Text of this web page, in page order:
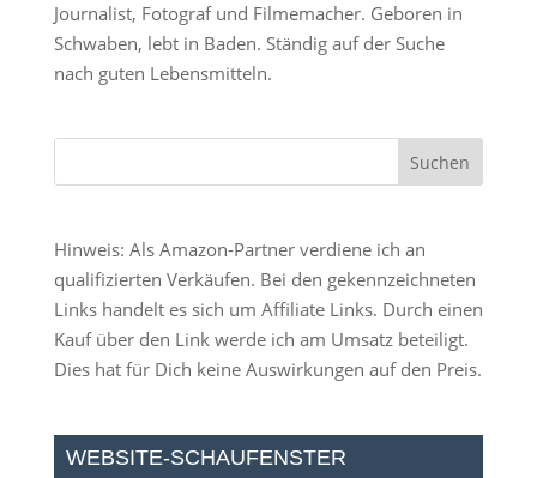
Journalist, Fotograf und Filmemacher. Geboren in
Schwaben, lebt in Baden. Ständig auf der Suche
nach guten Lebensmitteln.
Hinweis: Als Amazon-Partner verdiene ich an
qualifizierten Verkäufen. Bei den gekennzeichneten
Links handelt es sich um Affiliate Links. Durch einen
Kauf über den Link werde ich am Umsatz beteiligt.
Dies hat für Dich keine Auswirkungen auf den Preis.
WEBSITE-SCHAUFENSTER